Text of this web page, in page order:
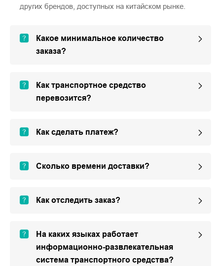
других брендов, доступных на китайском рынке.
Какое минимальное количество
заказа?
Как транспортное средство
перевозится?
Как сделать платеж?
Сколько времени доставки?
Как отследить заказ?
На каких языках работает
информационно-развлекательная
система транспортного средства?